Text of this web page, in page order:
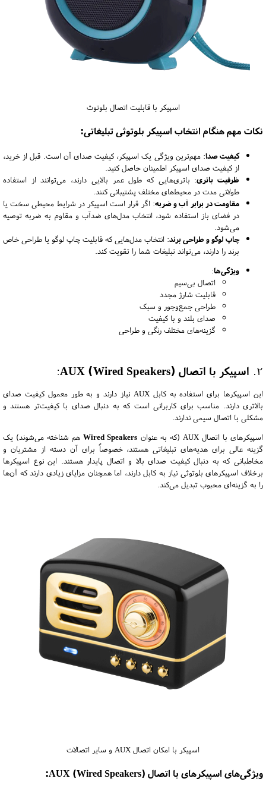
اسپیکر با قابلیت اتصال بلوتوث
نکات مهم هنگام انتخاب اسپیکر بلوتوثی تبلیغاتی:
کیفیت صدا: مهم‌ترین ویژگی یک اسپیکر، کیفیت صدای آن است. قبل از خرید،
از کیفیت صدای اسپیکر اطمینان حاصل کنید.
ظرفیت باتری: باتری‌هایی که طول عمر بالایی دارند، می‌توانند از استفاده
طولانی مدت در محیط‌های مختلف پشتیبانی کنند.
مقاومت در برابر آب و ضربه: اگر قرار است اسپیکر در شرایط محیطی سخت یا
در فضای باز استفاده شود، انتخاب مدل‌های ضدآب و مقاوم به ضربه توصیه
می‌شود.
چاپ لوگو و طراحی برند: انتخاب مدل‌هایی که قابلیت چاپ لوگو یا طراحی خاص
برند را دارند، می‌تواند تبلیغات شما را تقویت کند.
ویژگی‌ها:
اتصال بی‌سیم
قابلیت شارژ مجدد
طراحی جمع‌وجور و سبک
صدای بلند و با کیفیت
گزینه‌های مختلف رنگی و طراحی
2. اسپیکر با اتصال AUX (Wired Speakers) :
این اسپیکرها برای استفاده به کابل AUX نیاز دارند و به طور معمول کیفیت صدای
بالاتری دارند. مناسب برای کاربرانی است که به دنبال صدای با کیفیت‌تر هستند و
مشکلی با اتصال سیمی ندارند.
اسپیکرهای با اتصال AUX (که به عنوان
Wired Speakersهم شناخته می‌شوند) یک
گزینه عالی برای هدیه‌های تبلیغاتی هستند، خصوصاً برای آن دسته از مشتریان و
مخاطبانی که به دنبال کیفیت صدای بالا و اتصال پایدار هستند. این نوع اسپیکرها
برخلاف اسپیکرهای بلوتوثی نیاز به کابل دارند، اما همچنان مزایای زیادی دارند که آن‌ها
را به گزینه‌ای محبوب تبدیل می‌کند.
اسپیکر با امکان اتصال AUX و سایر اتصالات
ویژگی‌های اسپیکرهای با اتصال AUX (Wired Speakers):